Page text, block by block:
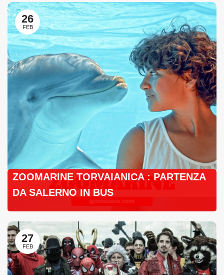
26
FEB
ZOOMARINE TORVAIANICA : PARTENZA
DA SALERNO IN BUS
27
FEB